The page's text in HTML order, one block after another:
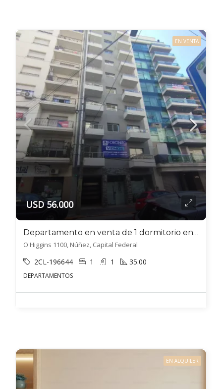
EN VENTA
USD 56.000
Departamento en venta de 1 dormitorio en Villa Luzuriaga
O'Higgins 1100, Núñez, Capital Federal
2CL-196644 1 1 35.00
DEPARTAMENTOS
EN ALQUILER